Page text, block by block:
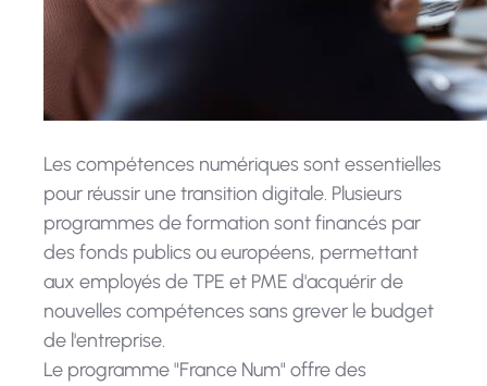
Les compétences numériques sont essentielles
pour réussir une transition digitale. Plusieurs
programmes de formation sont financés par
des fonds publics ou européens, permettant
aux employés de TPE et PME d'acquérir de
nouvelles compétences sans grever le budget
de l'entreprise.
Le programme "France Num" offre des